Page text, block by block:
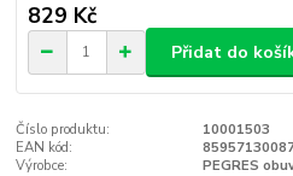
829 Kč
Přidat do
Číslo produktu:
10001503
EAN kód:
Výrobce:
PEGRES